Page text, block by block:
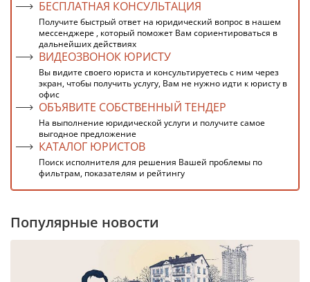
БЕСПЛАТНАЯ КОНСУЛЬТАЦИЯ
Получите быстрый ответ на юридический вопрос в нашем
мессенджере , который поможет Вам сориентироваться в
дальнейших действиях
ВИДЕОЗВОНОК ЮРИСТУ
Вы видите своего юриста и консультируетесь с ним через
экран, чтобы получить услугу, Вам не нужно идти к юристу в
офис
ОБЪЯВИТЕ СОБСТВЕННЫЙ ТЕНДЕР
На выполнение юридической услуги и получите самое
выгодное предложение
КАТАЛОГ ЮРИСТОВ
Поиск исполнителя для решения Вашей проблемы по
фильтрам, показателям и рейтингу
Популярные новости